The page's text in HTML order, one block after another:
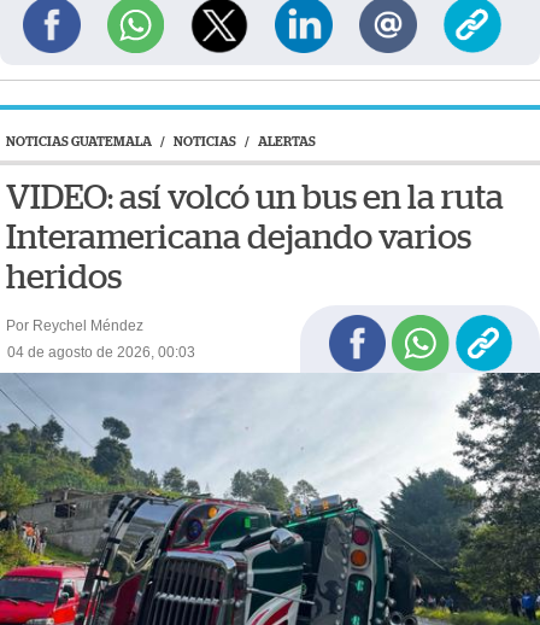
NOTICIAS GUATEMALA / NOTICIAS / ALERTAS
VIDEO: así volcó un bus en la ruta
Interamericana dejando varios
heridos
Por Reychel Méndez
04 de agosto de 2026, 00:03